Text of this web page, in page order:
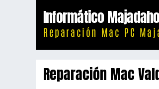
Informático
Reparación Mac PC
Reparación Mac